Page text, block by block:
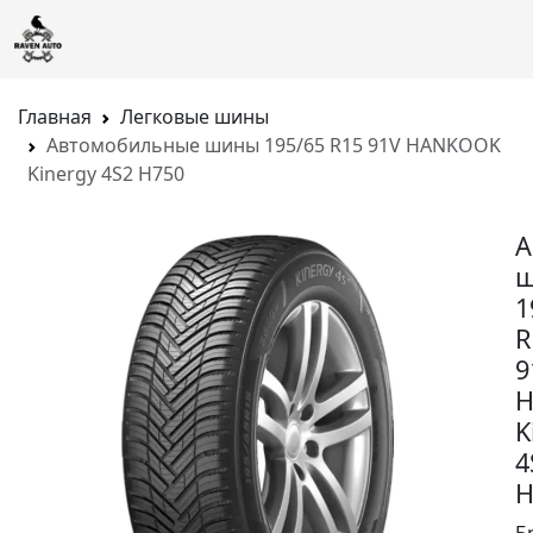
Главная
Легковые шины
Автомобильные шины 195/65 R15 91V HANKOOK
Kinergy 4S2 H750